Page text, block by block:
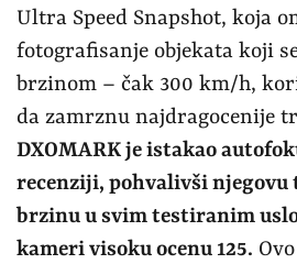
Ultra Speed Snapshot, koja
fotografisanje objekata koji
brzinom – čak 300 km/h,
da zamrznu najdragocenije
DXOMARK je istakao
recenziji, pohvalivši njegovu
brzinu u svim testiranim
kameri visoku ocenu 125.